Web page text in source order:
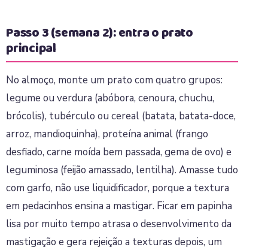
Passo 3 (semana 2): entra o prato
principal
No almoço, monte um prato com quatro grupos:
legume ou verdura (abóbora, cenoura, chuchu,
brócolis), tubérculo ou cereal (batata, batata-doce,
arroz, mandioquinha), proteína animal (frango
desfiado, carne moída bem passada, gema de ovo) e
leguminosa (feijão amassado, lentilha). Amasse tudo
com garfo, não use liquidificador, porque a textura
em pedacinhos ensina a mastigar. Ficar em papinha
lisa por muito tempo atrasa o desenvolvimento da
mastigação e gera rejeição a texturas depois, um